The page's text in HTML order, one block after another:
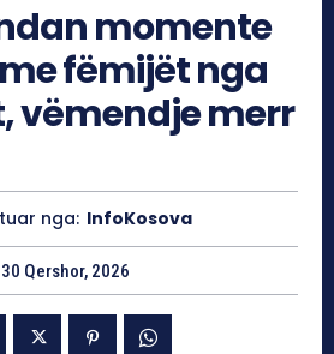
momente
fëmijët nga
vëmendje merr
nga: InfoKosova
30 Qershor, 2026